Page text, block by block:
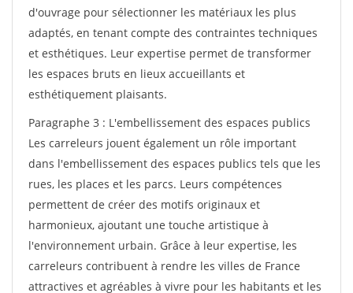
d'ouvrage pour sélectionner les matériaux les plus
adaptés, en tenant compte des contraintes techniques
et esthétiques. Leur expertise permet de transformer
les espaces bruts en lieux accueillants et
esthétiquement plaisants.
Paragraphe 3 : L'embellissement des espaces publics
Les carreleurs jouent également un rôle important
dans l'embellissement des espaces publics tels que les
rues, les places et les parcs. Leurs compétences
permettent de créer des motifs originaux et
harmonieux, ajoutant une touche artistique à
l'environnement urbain. Grâce à leur expertise, les
carreleurs contribuent à rendre les villes de France
attractives et agréables à vivre pour les habitants et les